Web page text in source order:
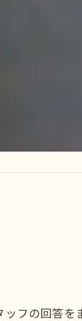
フの回答